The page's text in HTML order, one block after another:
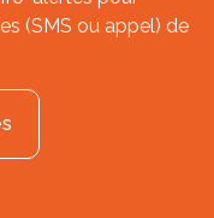
(SMS ou appel) de